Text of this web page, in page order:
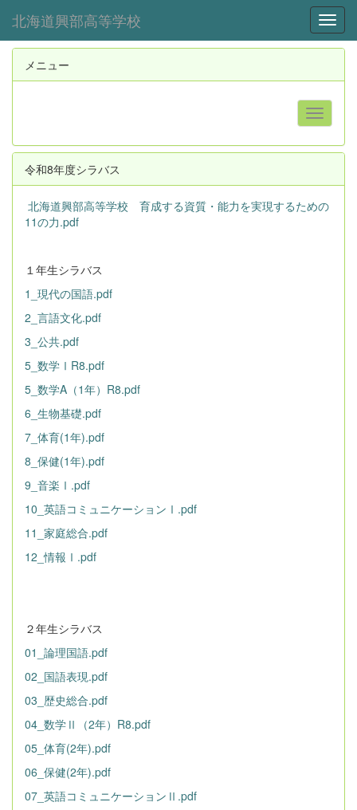
北海道興部高等学校
メニュー
令和8年度シラバス
北海道興部高等学校 育成する資質・能力を実現するための
11の力.pdf
１年生シラバス
1_現代の国語.pdf
2_言語文化.pdf
3_公共.pdf
5_数学ⅠR8.pdf
5_数学A（1年）R8.pdf
6_生物基礎.pdf
7_体育(1年).pdf
8_保健(1年).pdf
9_音楽Ⅰ.pdf
10_英語コミュニケーションⅠ.pdf
11_家庭総合.pdf
12_情報Ⅰ.pdf
２年生シラバス
01_論理国語.pdf
02_国語表現.pdf
03_歴史総合.pdf
04_数学Ⅱ（2年）R8.pdf
05_体育(2年).pdf
06_保健(2年).pdf
07_英語コミュニケーションⅡ.pdf